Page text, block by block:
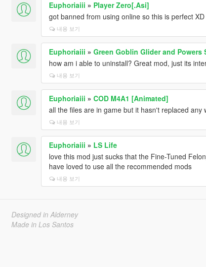
Euphoriaiii » Player Zero[.Asi]
got banned from using online so this is perfect XD
내용 보기
Euphoriaiii » Green Goblin Glider and Powers
how am i able to uninstall? Great mod, just its
내용 보기
Euphoriaiii » COD M4A1 [Animated]
all the files are in game but it hasn't replaced any
내용 보기
Euphoriaiii » LS Life
love this mod just sucks that the Fine-Tuned
have loved to use all the recommended mods
내용 보기
Designed in Alderney
Made in Los Santos